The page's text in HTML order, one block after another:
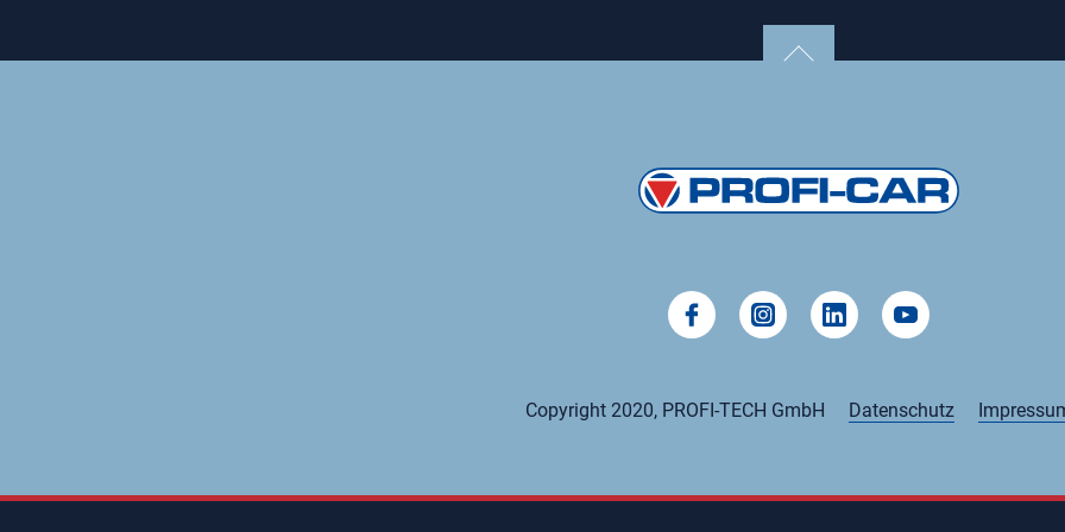
Copyright 2020, PROFI-TECH GmbH Datenschutz